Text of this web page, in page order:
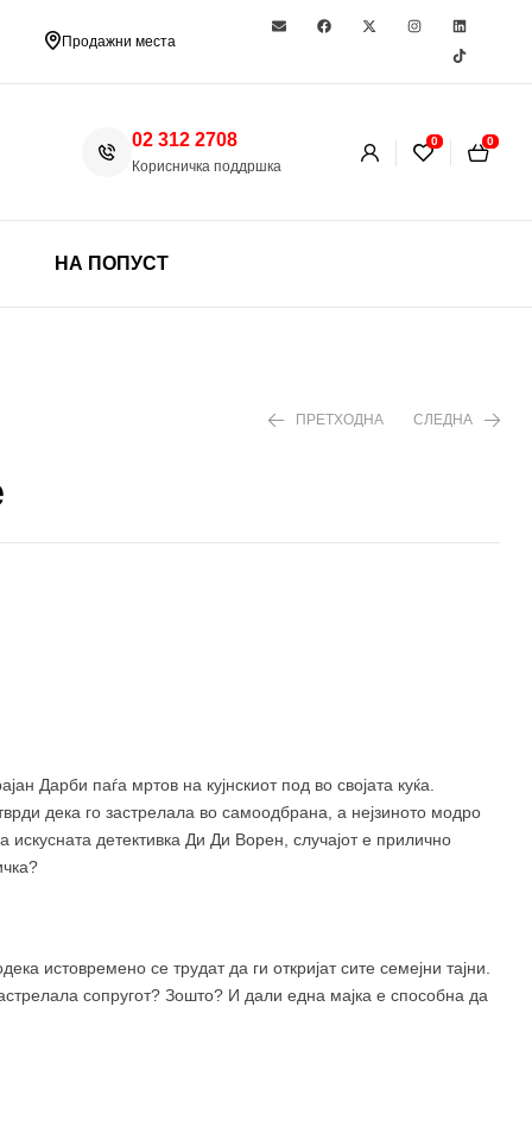
Продажни места
02 312 2708
Корисничка поддршка
0 0
НА ПОПУСТ
ПРЕТХОДНА СЛЕДНА
Дарби паѓа мртов на кујнскиот под во својата куќа.
дека го застрелала во самоодбрана, а нејзиното модро
детективка Ди Ди Ворен, случајот е прилично
истовремено се трудат да ги откријат сите семејни тајни.
сопругот? Зошто? И дали една мајка е способна да